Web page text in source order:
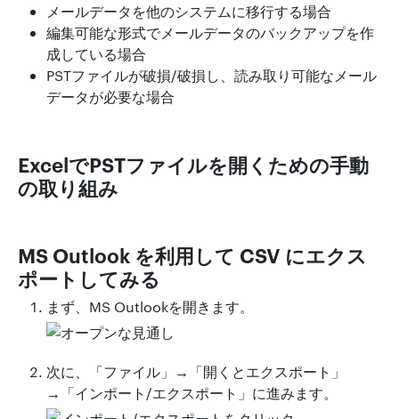
メールデータを他のシステムに移行する場合
編集可能な形式でメールデータのバックアップを作
成している場合
PSTファイルが破損/破損し、読み取り可能なメール
データが必要な場合
ExcelでPSTファイルを開くための手動
の取り組み
MS Outlook を利用して CSV にエクス
ポートしてみる
まず、MS Outlookを開きます。
次に、「ファイル」→「開くとエクスポート」
→「インポート/エクスポート」に進みます。